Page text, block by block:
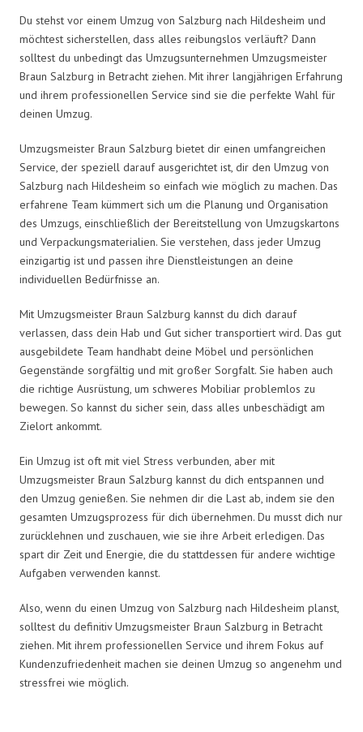
Du stehst vor einem Umzug von Salzburg nach Hildesheim und
möchtest sicherstellen, dass alles reibungslos verläuft? Dann
solltest du unbedingt das Umzugsunternehmen Umzugsmeister
Braun Salzburg in Betracht ziehen. Mit ihrer langjährigen Erfahrung
und ihrem professionellen Service sind sie die perfekte Wahl für
deinen Umzug.
Umzugsmeister Braun Salzburg bietet dir einen umfangreichen
Service, der speziell darauf ausgerichtet ist, dir den Umzug von
Salzburg nach Hildesheim so einfach wie möglich zu machen. Das
erfahrene Team kümmert sich um die Planung und Organisation
des Umzugs, einschließlich der Bereitstellung von Umzugskartons
und Verpackungsmaterialien. Sie verstehen, dass jeder Umzug
einzigartig ist und passen ihre Dienstleistungen an deine
individuellen Bedürfnisse an.
Mit Umzugsmeister Braun Salzburg kannst du dich darauf
verlassen, dass dein Hab und Gut sicher transportiert wird. Das gut
ausgebildete Team handhabt deine Möbel und persönlichen
Gegenstände sorgfältig und mit großer Sorgfalt. Sie haben auch
die richtige Ausrüstung, um schweres Mobiliar problemlos zu
bewegen. So kannst du sicher sein, dass alles unbeschädigt am
Zielort ankommt.
Ein Umzug ist oft mit viel Stress verbunden, aber mit
Umzugsmeister Braun Salzburg kannst du dich entspannen und
den Umzug genießen. Sie nehmen dir die Last ab, indem sie den
gesamten Umzugsprozess für dich übernehmen. Du musst dich nur
zurücklehnen und zuschauen, wie sie ihre Arbeit erledigen. Das
spart dir Zeit und Energie, die du stattdessen für andere wichtige
Aufgaben verwenden kannst.
Also, wenn du einen Umzug von Salzburg nach Hildesheim planst,
solltest du definitiv Umzugsmeister Braun Salzburg in Betracht
ziehen. Mit ihrem professionellen Service und ihrem Fokus auf
Kundenzufriedenheit machen sie deinen Umzug so angenehm und
stressfrei wie möglich.